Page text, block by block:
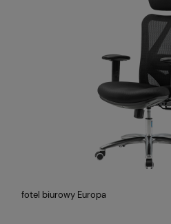
fotel biurowy Europa